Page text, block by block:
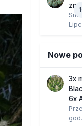
Nowe
3x
6x